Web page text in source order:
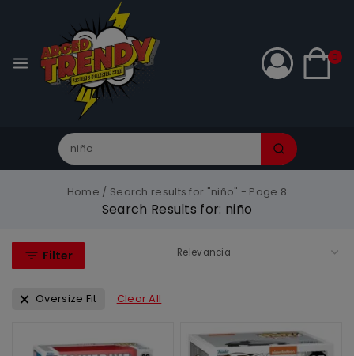
0
Home / Search results for "niño" - Page 8
Search Results for: niño
Filter
Oversize Fit Clear All